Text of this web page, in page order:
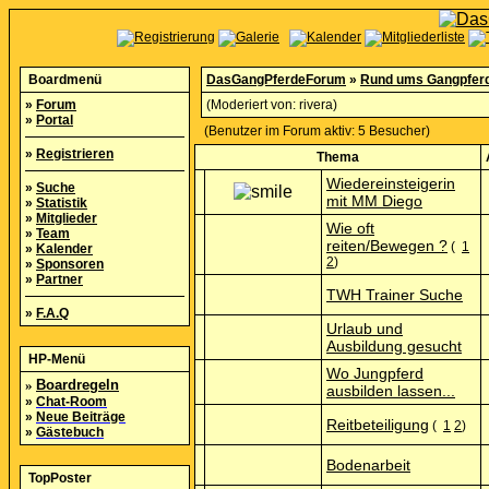
Boardmenü
» Forum
» Portal
» Registrieren
» Suche
» Statistik
» Mitglieder
» Team
» Kalender
» Sponsoren
» Partner
» F.A.Q
HP-Menü
» Boardregeln
» Chat-Room
» Neue Beiträge
» Gästebuch
TopPoster
DasGangPferdeForum » Rund ums
(Moderiert von: rivera)
(Benutzer im Forum aktiv: 5 Besucher)
Thema
Wiedereinsteigerin
mit MM Diego
Wie oft
reiten/Bewegen ? ( 1
2)
TWH Trainer Suche
Urlaub und
Ausbildung gesucht
Wo Jungpferd
ausbilden lassen...
Reitbeteiligung ( 1 2)
Bodenarbeit